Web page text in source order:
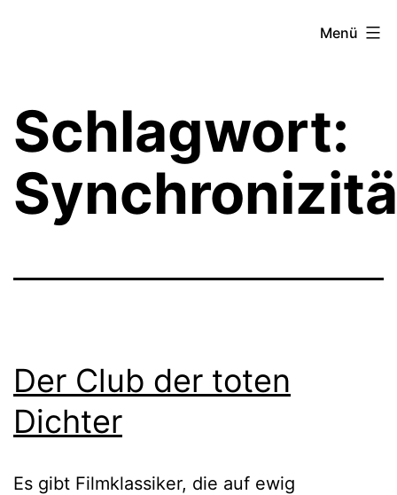
Menü
Schlagwort:
Der Club der toten
Dichter
Es gibt Filmklassiker, die auf ewig